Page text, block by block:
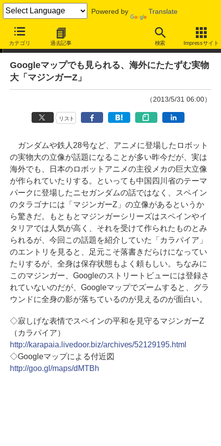
Powered by Translate
カテゴリ 過去記事 検索 Impressサイト
やじうまWatch
Googleマップでも見られる、海外にたたずむ実物
大「マジンガーZ」
（2013/5/31 06:00）
リスト
ガンダムや鉄人28号など、アニメに登場したロボット
の実物大の立像が話題になることが多い昨今だが、実は
海外でも、日本のロボットアニメの主役メカの巨大立像
が作られていたりする。といっても中国四川省のテーマ
パークに登場したニセガンダムの話ではなく、スペイン
のタラゴナには「マジンガーZ」の立像があるというか
ら驚きだ。もともとマジンガーシリーズはスペインやイ
タリアでは人気が高く、それを受けて作られたものとみ
られるが、今回この話題を紹介していた「カラパイア」
のエントリを見ると、足元こそ落書きだらけになってい
たりするが、全身は保存状態もよく頼もしい。ちなみに
このマジンガー、Googleのストリートビューには登録さ
れていないのだが、Googleマップでズームすると、グラ
ウンドに全身の影が落ちているのが見えるのが面白い。
◇寂しげな表情でスペインの平和を見守るマジンガーZ
（カラパイア）
http://karapaia.livedoor.biz/archives/52129195.html
◇Googleマップによる付近図
http://goo.gl/maps/dMTBh